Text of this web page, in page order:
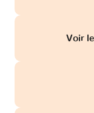
Voir